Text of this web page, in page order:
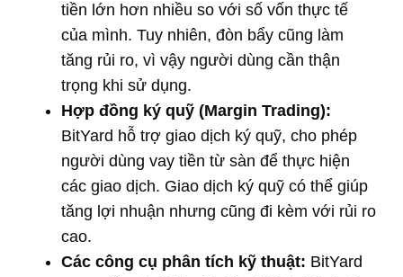
tiền lớn hơn nhiều so với số vốn thực tế
của mình. Tuy nhiên, đòn bẩy cũng làm
tăng rủi ro, vì vậy người dùng cần thận
trọng khi sử dụng.
Hợp đồng ký quỹ (Margin Trading):
BitYard hỗ trợ giao dịch ký quỹ, cho phép
người dùng vay tiền từ sàn để thực hiện
các giao dịch. Giao dịch ký quỹ có thể giúp
tăng lợi nhuận nhưng cũng đi kèm với rủi ro
cao.
Các công cụ phân tích kỹ thuật: BitYard